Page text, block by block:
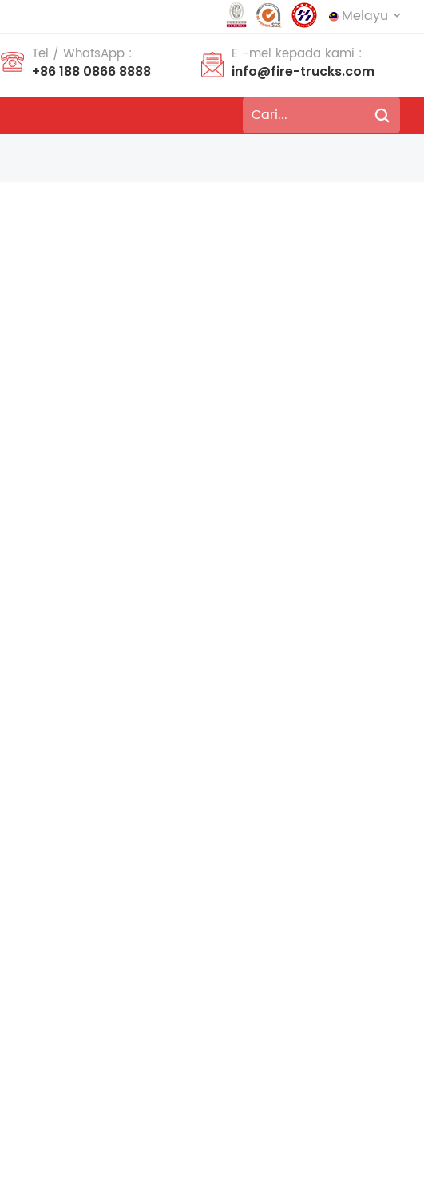
Melayu
Deutsch
Tel / WhatsApp :
+86 188 0866 8888
E -mel kepada kami :
info@fire-trucks.com